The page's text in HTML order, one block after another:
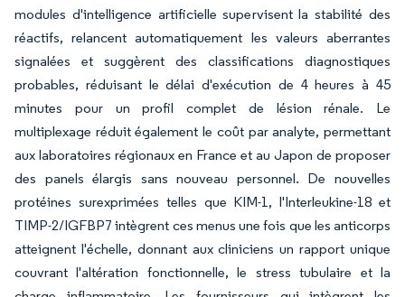
modules d'intelligence artificielle supervisent la stabilité des
réactifs, relancent automatiquement les valeurs aberrantes
signalées et suggèrent des classifications diagnostiques
probables, réduisant le délai d'exécution de 4 heures à 45
minutes pour un profil complet de lésion rénale. Le
multiplexage réduit également le coût par analyte, permettant
aux laboratoires régionaux en France et au Japon de proposer
des panels élargis sans nouveau personnel. De nouvelles
protéines surexprimées telles que KIM-1, l'Interleukine-18 et
TIMP-2/IGFBP7 intègrent ces menus une fois que les anticorps
atteignent l'échelle, donnant aux cliniciens un rapport unique
couvrant l'altération fonctionnelle, le stress tubulaire et la